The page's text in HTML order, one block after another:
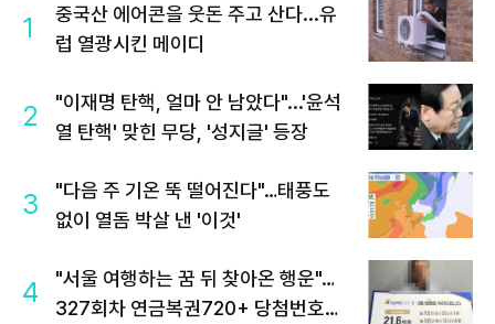
1
중국산 에어콘을 웃돈 주고 산다...유
럽 열광시킨 메이디
2
"이재명 탄핵, 얼마 안 남았다"...'윤석
열 탄핵' 맞힌 무당, '성지글' 등장
3
"다음 주 기온 뚝 떨어진다"…태풍도
없이 열돔 박살 낸 '이것'
4
"서울 여행하는 꿈 뒤 찾아온 행운"…
327회차 연금복권720+ 당첨번호조